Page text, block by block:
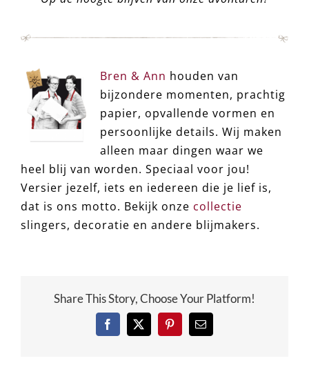
Bren & Ann houden van
bijzondere momenten, prachtig
papier, opvallende vormen en
persoonlijke details. Wij maken
alleen maar dingen waar we
heel blij van worden. Speciaal voor jou!
Versier jezelf, iets en iedereen die je lief is,
dat is ons motto. Bekijk onze collectie
slingers, decoratie en andere blijmakers.
Share This Story, Choose Your Platform!
Facebook
X Pinterest
e-